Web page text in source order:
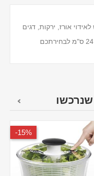
אורז, ירקות, דגים
15%-